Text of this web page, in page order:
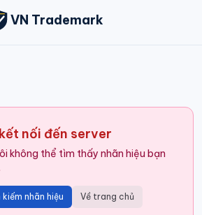
VN Trademark
nối đến server
không thể tìm thấy nhãn hiệu bạn
kiếm nhãn hiệu Về trang chủ